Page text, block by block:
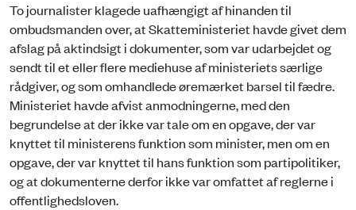
To journalister klagede uafhængigt af hinanden til
ombudsmanden over, at Skatteministeriet havde givet dem
afslag på aktindsigt i dokumenter, som var udarbejdet og
sendt til et eller flere mediehuse af ministeriets særlige
rådgiver, og som omhandlede øremærket barsel til fædre.
Ministeriet havde afvist anmodningerne, med den
begrundelse at der ikke var tale om en opgave, der var
knyttet til ministerens funktion som minister, men om en
opgave, der var knyttet til hans funktion som partipolitiker,
og at dokumenterne derfor ikke var omfattet af reglerne i
offentlighedsloven.